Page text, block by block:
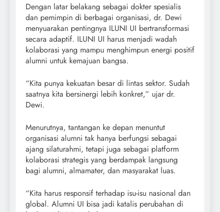
Dengan latar belakang sebagai dokter spesialis
dan pemimpin di berbagai organisasi, dr. Dewi
menyuarakan pentingnya ILUNI UI bertransformasi
secara adaptif. ILUNI UI harus menjadi wadah
kolaborasi yang mampu menghimpun energi positif
alumni untuk kemajuan bangsa.
“Kita punya kekuatan besar di lintas sektor. Sudah
saatnya kita bersinergi lebih konkret,” ujar dr.
Dewi.
Menurutnya, tantangan ke depan menuntut
organisasi alumni tak hanya berfungsi sebagai
ajang silaturahmi, tetapi juga sebagai platform
kolaborasi strategis yang berdampak langsung
bagi alumni, almamater, dan masyarakat luas.
“Kita harus responsif terhadap isu-isu nasional dan
global. Alumni UI bisa jadi katalis perubahan di